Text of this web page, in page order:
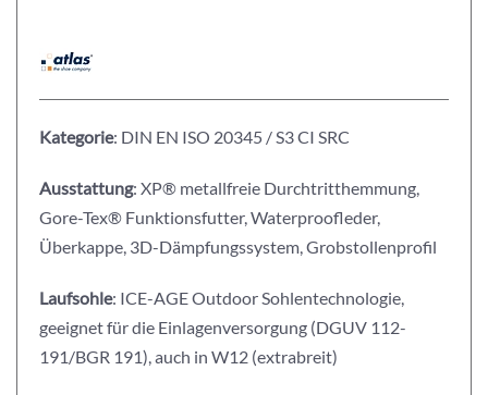
Kategorie: DIN EN ISO 20345 / S3 CI SRC
Ausstattung: XP® metallfreie Durchtritthemmung,
Gore-Tex® Funktionsfutter, Waterproofleder,
Überkappe, 3D-Dämpfungssystem, Grobstollenprofil
Laufsohle: ICE-AGE Outdoor Sohlentechnologie,
geeignet für die Einlagenversorgung (DGUV 112-
191/BGR 191), auch in W12 (extrabreit)